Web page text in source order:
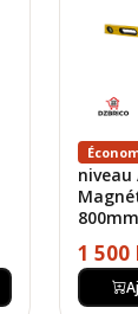
niveau
1 500